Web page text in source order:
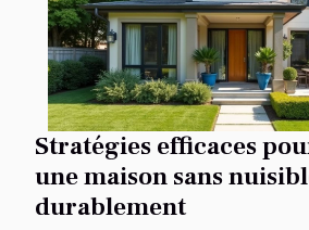
Stratégies efficaces
une maison sans
durablement